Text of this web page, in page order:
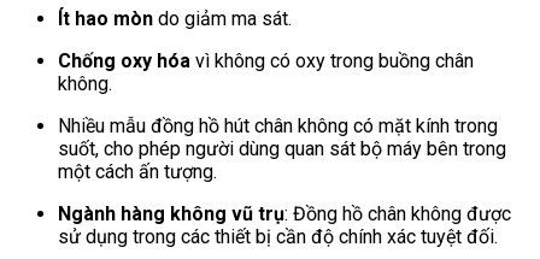
Ít hao mòn do giảm ma sát.
Chống oxy hóa vì không có oxy trong buồng chân
không.
Nhiều mẫu đồng hồ hút chân không có mặt kính trong
suốt, cho phép người dùng quan sát bộ máy bên trong
một cách ấn tượng.
Ngành hàng không vũ trụ: Đồng hồ chân không được
sử dụng trong các thiết bị cần độ chính xác tuyệt đối.